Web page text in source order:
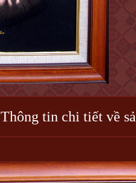
Thông tin chi tiết về